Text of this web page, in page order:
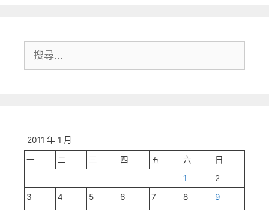
尋:
2011 年 1 月
一 二 三 四 五 六
日
1
2
3
4 5 6 7 8
9